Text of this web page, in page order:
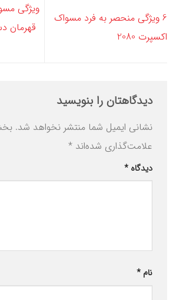
6 ویژگی منحصر به‌ فرد مسواک
اکسپرت 2080
قهرمان
دیدگاهتان را بنویسید
نشانی ایمیل شما منتشر نخواهد شد.
علامت‌گذاری شده‌اند *
دیدگاه *
نام *